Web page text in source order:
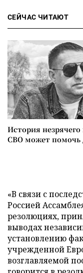
СЕЙЧАС ЧИТАЮТ
История незрячего
СВО может помочь
«В связи с
Россией
резолюциях,
выводах
установлению
учрежденной
возглавляемой